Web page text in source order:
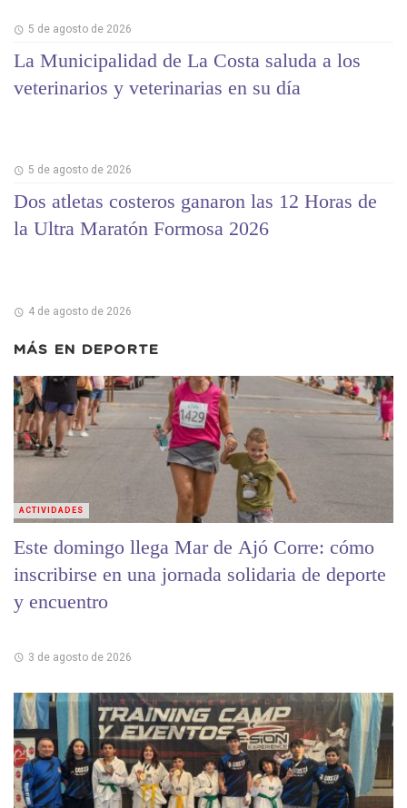
5 de agosto de 2026
La Municipalidad de La Costa saluda a los
veterinarios y veterinarias en su día
5 de agosto de 2026
Dos atletas costeros ganaron las 12 Horas de
la Ultra Maratón Formosa 2026
4 de agosto de 2026
MÁS EN DEPORTE
Este domingo llega Mar de Ajó Corre: cómo
inscribirse en una jornada solidaria de deporte
y encuentro
3 de agosto de 2026
ACTIVIDADES